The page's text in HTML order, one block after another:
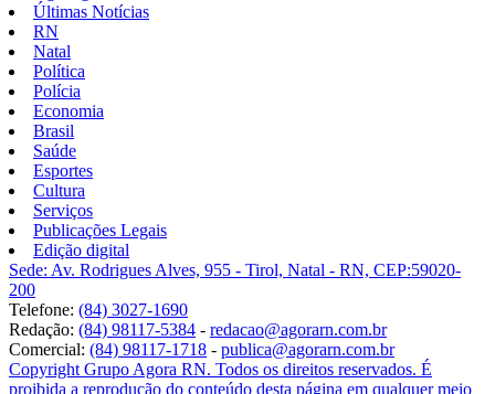
Últimas Notícias
RN
Natal
Política
Polícia
Economia
Brasil
Saúde
Esportes
Cultura
Serviços
Publicações Legais
Edição digital
Sede: Av. Rodrigues Alves, 955 - Tirol, Natal - RN, CEP:59020-
200
Telefone: (84) 3027-1690
Redação: (84) 98117-5384 - redacao@agorarn.com.br
Comercial: (84) 98117-1718 - publica@agorarn.com.br
Copyright Grupo Agora RN. Todos os direitos reservados. É
proibida a reprodução do conteúdo desta página em qualquer meio